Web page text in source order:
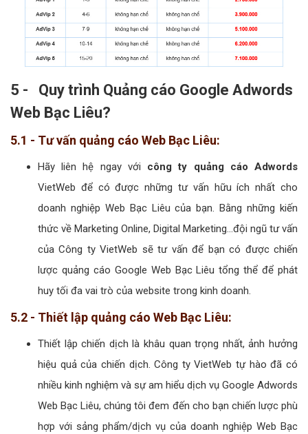
5 - Quy trình Quảng cáo Google Adwords
Web Bạc Liêu?
5.1 - Tư vấn quảng cáo Web Bạc Liêu:
Hãy liên hệ ngay với công ty quảng cáo Adwords
VietWeb để có được những tư vấn hữu ích nhất cho
doanh nghiệp Web Bạc Liêu của bạn. Bằng những kiến
thức về Marketing Online, Digital Marketing...đội ngũ tư vấn
của Công ty VietWeb sẽ tư vấn để bạn có được chiến
lược quảng cáo Google Web Bạc Liêu tổng thể để phát
huy tối đa vai trò của website trong kinh doanh.
5.2 - Thiết lập quảng cáo Web Bạc Liêu:
Thiết lập chiến dịch là khâu quan trọng nhất, ảnh hưởng
hiệu quả của chiến dịch. Công ty VietWeb tự hào đã có
nhiều kinh nghiệm và sự am hiểu dịch vụ Google Adwords
Web Bạc Liêu, chúng tôi đem đến cho bạn chiến lược phù
hợp với sảng phẩm/dịch vụ của doanh nghiệp Web Bạc